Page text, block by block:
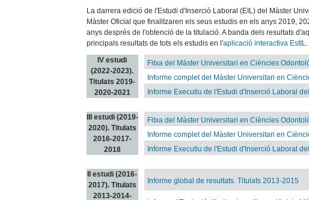
La darrera edició de l'Estudi d'Inserció Laboral (EIL) del Màster
Màster Oficial que finalitzaren els seus estudis en els anys 2019,
anys després de l'obtenció de la titulació. A banda dels resultats
principals resultats de tots els estudis en l'aplicació interactiva EstIL.
IV estudi
(2022-2023).
Titulats 2019-
2020-2021
Fitxa del Màster Universitari en Ciències
Informe complet del Màster Universitari en
Informe Executiu de l'Estudi d'Inserció Laboral
III estudi (2019-
2020). Titulats
2016-2017-
2018
Fitxa del Màster Universitari en Ciències
Informe complet del Màster Universitari en
Informe Executiu de l'Estudi d'Inserció Laboral
II estudi (2016-
2017). Titulats
2013-2014-
Informe global de resultats. Titulats 2013-2015